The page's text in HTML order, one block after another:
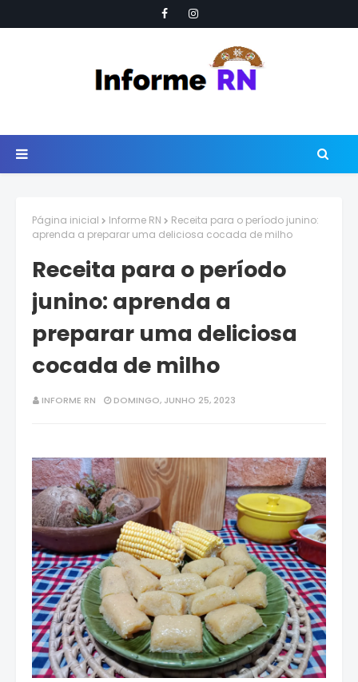
Página inicial Informe RN
Receita para o período junino:
aprenda a preparar uma deliciosa cocada de milho
Receita para o período
junino: aprenda a
preparar uma deliciosa
cocada de milho
INFORME RN DOMINGO, JUNHO 25, 2023